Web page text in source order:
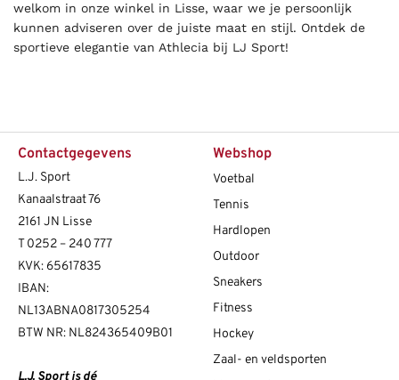
welkom in onze winkel in Lisse, waar we je persoonlijk
kunnen adviseren over de juiste maat en stijl. Ontdek de
sportieve elegantie van Athlecia bij LJ Sport!
Contactgegevens
L.J. Sport
Kanaalstraat 76
2161 JN Lisse
T0252 – 240 777
KVK: 65617835
IBAN:
NL13ABNA0817305254
BTW NR: NL824365409B01
L.J. Sport is dé
Webshop
Voetbal
Tennis
Hardlopen
Outdoor
Sneakers
Fitness
Hockey
Zaal- en veldsporten